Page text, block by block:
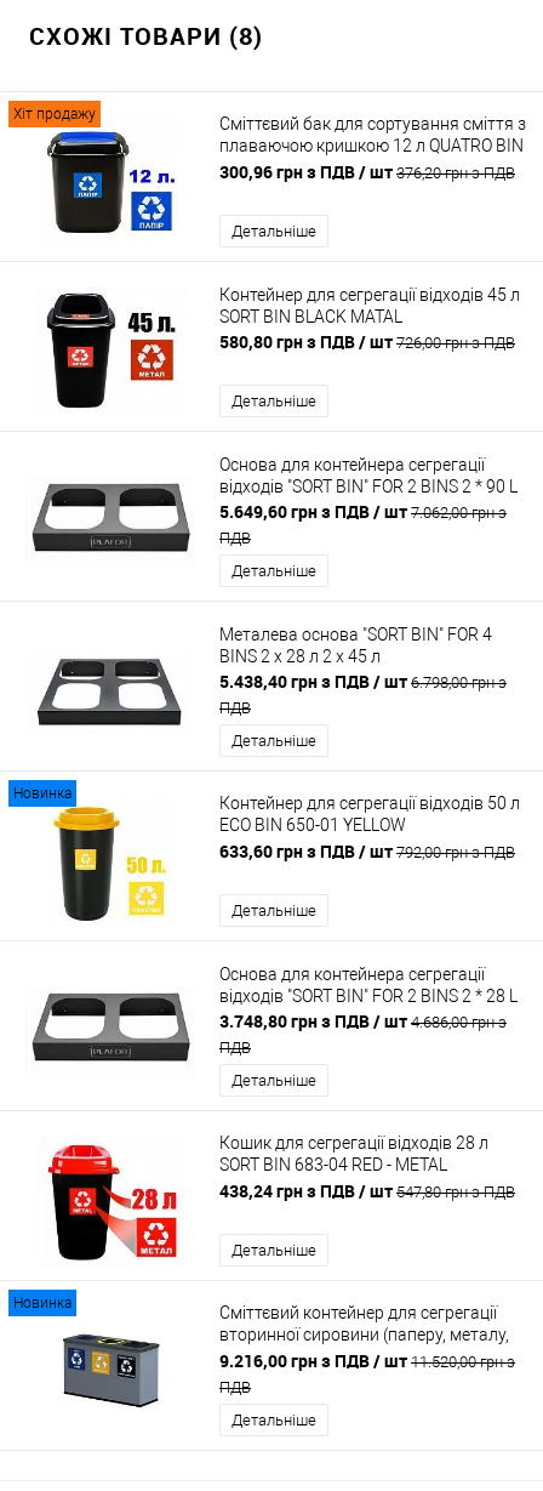
СХОЖІ ТОВАРИ (8)
Хіт продажу
Сміттєвий бак для сортування сміття з
плаваючою кришкою 12 л QUATRO BIN
PAPER
300,96 грн з ПДВ/ шт 376,20 грн з ПДВ
Детальніше
Контейнер для сегрегації відходів 45 л
SORT BIN BLACK MATAL
580,80 грн з ПДВ/ шт 726,00 грн з ПДВ
Детальніше
Основа для контейнера сегрегації
відходів "SORT BIN" FOR 2 BINS 2 * 90 L
5.649,60 грн з ПДВ/ шт 7.062,00 грн з
ПДВ
Детальніше
Металева основа "SORT BIN" FOR 4
BINS 2 х 28 л 2 х 45 л
5.438,40 грн з ПДВ/ шт 6.798,00 грн з
ПДВ
Детальніше
Новинка
Контейнер для сегрегації відходів 50 л
ECO BIN 650-01 YELLOW
5907749916508
633,60 грн з ПДВ/ шт 792,00 грн з ПДВ
Детальніше
Основа для контейнера сегрегації
відходів "SORT BIN" FOR 2 BINS 2 * 28 L
3.748,80 грн з ПДВ/ шт 4.686,00 грн з
ПДВ
Детальніше
Кошик для сегрегації відходів 28 л
SORT BIN 683-04 RED - METAL
5907749946833
438,24 грн з ПДВ/ шт 547,80 грн з ПДВ
Детальніше
Новинка
Сміттєвий контейнер для сегрегації
вторинної сировини (паперу, металу,
пластику та змішаних відходів) - 3х12
літрів ALDA EKO STATION MINI
9.216,00 грн з ПДВ/ шт 11.520,00 грн з
ПДВ
Детальніше